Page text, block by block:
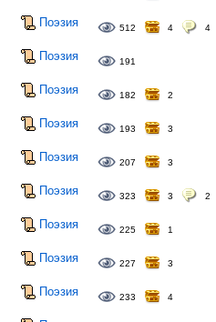
Поэзия 512 4 4
Поэзия 191
Поэзия 182 2
Поэзия 193 3
Поэзия 207 3
Поэзия 323 3 2
Поэзия 225 1
Поэзия 227 3
Поэзия 233 4